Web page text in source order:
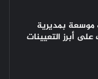
موسعة بمديرية
أبرز التعيينات